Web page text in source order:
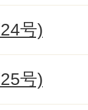
号)
号)